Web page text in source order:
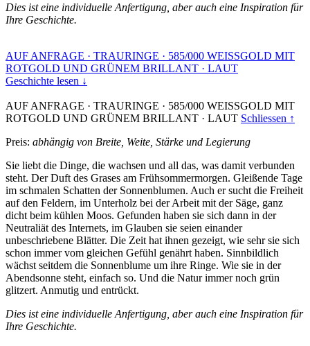
Dies ist eine individuelle Anfertigung, aber auch eine Inspiration für
Ihre Geschichte.
AUF ANFRAGE · TRAURINGE · 585/000 WEISSGOLD MIT
ROTGOLD UND GRÜNEM BRILLANT · LAUT
Geschichte lesen ↓
AUF ANFRAGE · TRAURINGE · 585/000 WEISSGOLD MIT
ROTGOLD UND GRÜNEM BRILLANT · LAUT Schliessen ↑
Preis: abhängig von Breite, Weite, Stärke und Legierung
Sie liebt die Dinge, die wachsen und all das, was damit verbunden
steht. Der Duft des Grases am Frühsommermorgen. Gleißende Tage
im schmalen Schatten der Sonnenblumen. Auch er sucht die Freiheit
auf den Feldern, im Unterholz bei der Arbeit mit der Säge, ganz
dicht beim kühlen Moos. Gefunden haben sie sich dann in der
Neutraliät des Internets, im Glauben sie seien einander
unbeschriebene Blätter. Die Zeit hat ihnen gezeigt, wie sehr sie sich
schon immer vom gleichen Gefühl genährt haben. Sinnbildlich
wächst seitdem die Sonnenblume um ihre Ringe. Wie sie in der
Abendsonne steht, einfach so. Und die Natur immer noch grün
glitzert. Anmutig und entrückt.
Dies ist eine individuelle Anfertigung, aber auch eine Inspiration für
Ihre Geschichte.